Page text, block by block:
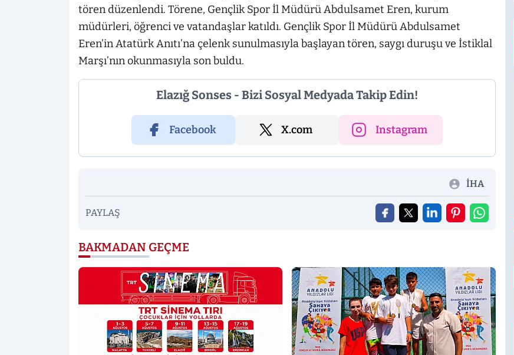
tören düzenlendi. Törene, Gençlik Spor İl Müdürü Abdulsamet Eren, kurum
müdürleri, öğrenci ve vatandaşlar katıldı. Gençlik Spor İl Müdürü Abdulsamet
Eren’in Atatürk Anıtı’na çelenk sunulmasıyla başlayan tören, saygı duruşu ve İstiklal
Marşı’nın okunmasıyla son buldu.
Elazığ Sonses - Bizi Sosyal Medyada Takip Edin!
Facebook X.com Instagram
İHA
PAYLAŞ
BAKMADAN GEÇME